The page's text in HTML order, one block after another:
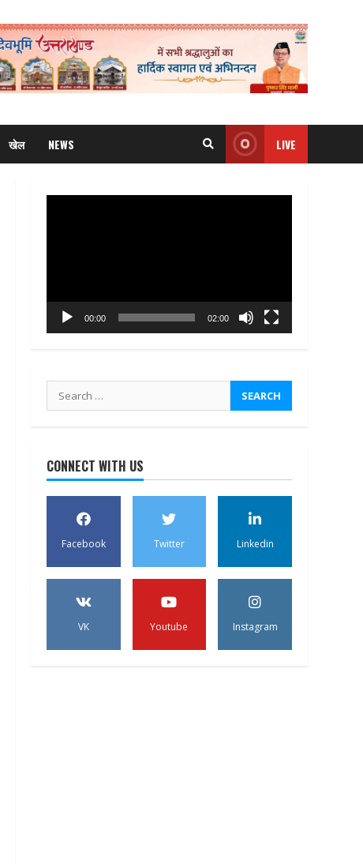
खेल NEWS LIVE
00:00 02:00
Search
for:
CONNECT WITH US
Facebook Twitter Linkedin
VK Youtube Instagram